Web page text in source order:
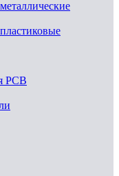
PCB